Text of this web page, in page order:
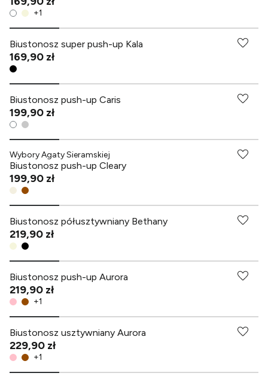
+1
-70% przy zakupach za min. 349 zł
Biustonosz super push-up Kala
169,90 zł
Biustonosz push-up Caris
199,90 zł
-70% przy zakupach za min. 349 zł
Wybory Agaty Sieramskiej
Biustonosz push-up Cleary
199,90 zł
-70% przy zakupach za min. 349 zł
Biustonosz półusztywniany Bethany
219,90 zł
Biustonosz push-up Aurora
219,90 zł
+1
Biustonosz usztywniany Aurora
229,90 zł
+1